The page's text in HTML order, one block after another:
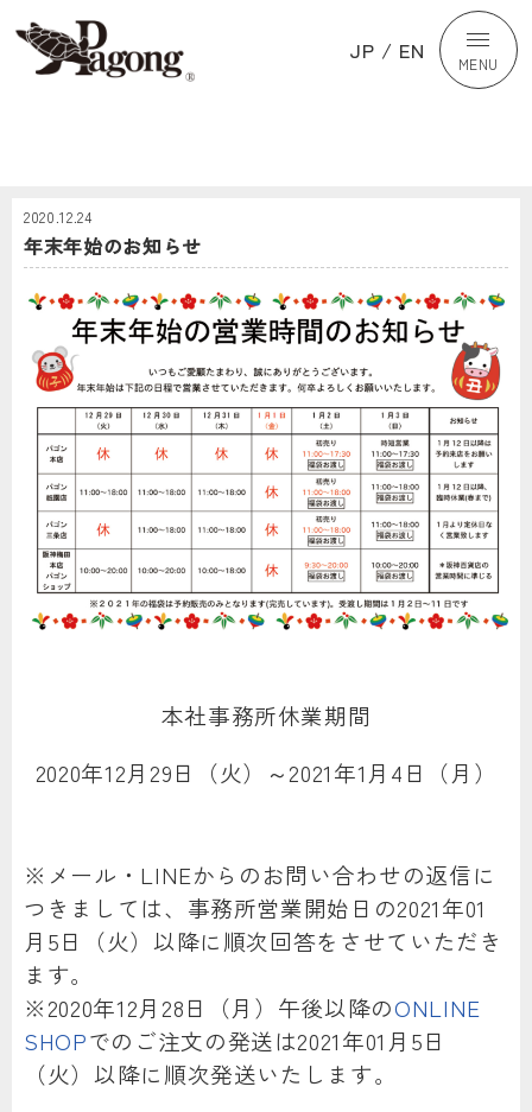
JP / EN MENU
2020.12.24
年末年始のお知らせ
本社事務所休業期間
2020年12月29日（火）～2021年1月4日（月）
※メール・LINEからのお問い合わせの返信に
つきましては、事務所営業開始日の2021年01
月5日（火）以降に順次回答をさせていただき
ます。
※2020年12月28日（月）午後以降のONLINE
SHOPでのご注文の発送は2021年01月5日
（火）以降に順次発送いたします。